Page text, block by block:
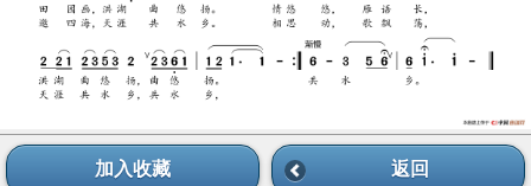
加入收藏 返回